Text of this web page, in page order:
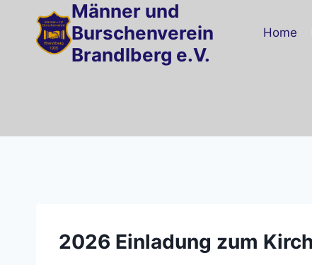
springen
Männer und
Burschenverein
Brandlberg e.V.
Home
2026 Einladung zum